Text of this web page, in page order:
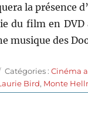
la présence
du film en DVD
musique des
Catégories
Catégories :Cinéma
Bird, Monte